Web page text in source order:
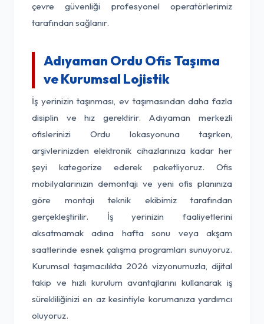
çevre güvenliği profesyonel operatörlerimiz
tarafından sağlanır.
Adıyaman Ordu Ofis Taşıma
ve Kurumsal Lojistik
İş yerinizin taşınması, ev taşımasından daha fazla
disiplin ve hız gerektirir. Adıyaman merkezli
ofislerinizi Ordu lokasyonuna taşırken,
arşivlerinizden elektronik cihazlarınıza kadar her
şeyi kategorize ederek paketliyoruz. Ofis
mobilyalarınızın demontajı ve yeni ofis planınıza
göre montajı teknik ekibimiz tarafından
gerçekleştirilir. İş yerinizin faaliyetlerini
aksatmamak adına hafta sonu veya akşam
saatlerinde esnek çalışma programları sunuyoruz.
Kurumsal taşımacılıkta 2026 vizyonumuzla, dijital
takip ve hızlı kurulum avantajlarını kullanarak iş
sürekliliğinizi en az kesintiyle korumanıza yardımcı
oluyoruz.